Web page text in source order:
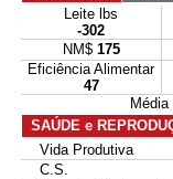
Leite lbs
-302
NM$ 175
Eficiência Alimentar
47
SAÚDE e
Vida Produtiva
C.S.